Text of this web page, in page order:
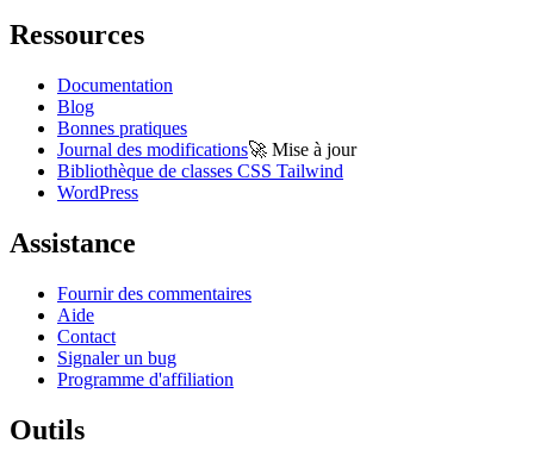
Ressources
Documentation
Blog
Bonnes pratiques
Journal des modifications🚀 Mise à jour
Bibliothèque de classes CSS Tailwind
WordPress
Assistance
Fournir des commentaires
Aide
Contact
Signaler un bug
Programme d'affiliation
Outils